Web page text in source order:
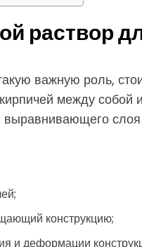
раствор
важную роль,
между
конструкцию;
и деформации